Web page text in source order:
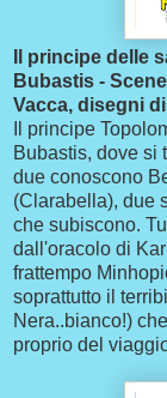
Il principe delle
Bubastis -
Vacca, disegni
Il principe
Bubastis, dove si
due conoscono
(Clarabella), due
che subiscono.
dall'oracolo di
frattempo
soprattutto il
Nera..bianco!)
proprio del